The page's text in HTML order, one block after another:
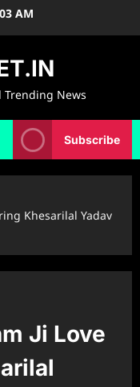
AM
News
Subscribe
Khesarilal Yadav
Ji Love